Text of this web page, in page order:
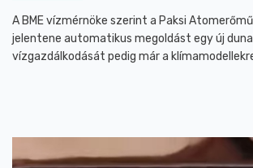
A BME vízmérnöke szerint a Paksi
jelentene automatikus megoldást egy új
vízgazdálkodását pedig már a